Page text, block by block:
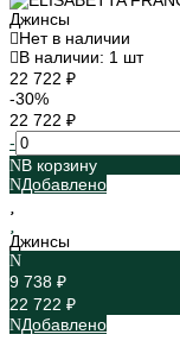
Джинсы
Нет в наличии
В наличии: 1 шт
22 722 ₽
-30%
22 722 ₽
-
В корзину
Добавлено
Джинсы
9 738 ₽
22 722 ₽
Добавлено